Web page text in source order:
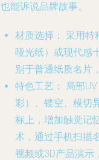
能诉说品牌故事。
材质选择： 采用特
哑光纸）或现代感
别于普通纸质名片
特色工艺：
局部
彩）、镂空、模切
标上，增加触觉记
术，通过手机扫描
视频或3D产品演示